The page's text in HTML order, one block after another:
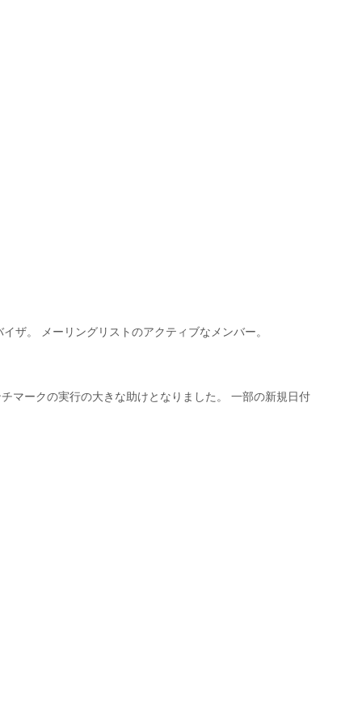
ザ。 メーリングリストのアクティブなメンバー。
マークの実行の大きな助けとなりました。 一部の新規日付